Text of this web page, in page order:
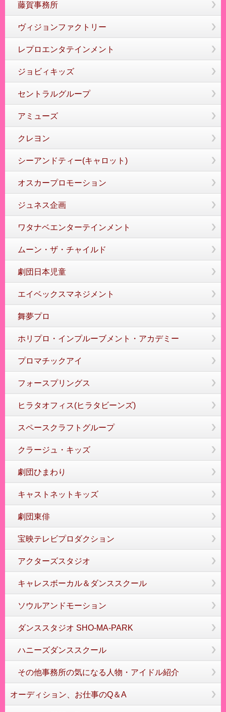
藤賀事務所
ヴィジョンファクトリー
レプロエンタテインメント
ジョビィキッズ
セントラルグループ
アミューズ
クレヨン
シーアンドティー(キャロット)
オスカープロモーション
ジュネス企画
ワタナベエンターテインメント
ムーン・ザ・チャイルド
劇団日本児童
エイベックスマネジメント
舞夢プロ
ホリプロ・インプルーブメント・アカデミー
プロマチックアイ
フォースプリングス
ヒラタオフィス(ヒラタビーンズ)
スペースクラフトグループ
クラージュ・キッズ
劇団ひまわり
キャストネットキッズ
劇団東俳
宝映テレビプロダクション
アクターズスタジオ
キャレスボーカル＆ダンススクール
ソウルアンドモーション
ダンススタジオ SHO-MA-PARK
ハニーズダンススクール
その他事務所の気になる人物・アイドル紹介
オーディション、お仕事のQ＆A